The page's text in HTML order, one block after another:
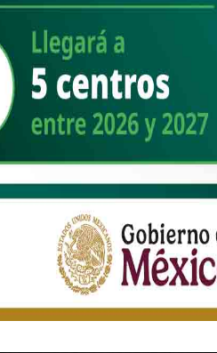
convicción, sin acceso a los medios ni
Regeneración tocando puertas,
y los militantes a honrar esa historia y
Cuidemos el rumbo. Morena debe seguir
reproducir prácticas de la vieja política ”.